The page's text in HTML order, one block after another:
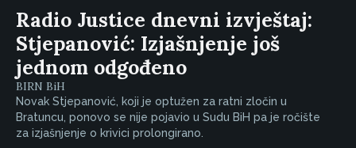
Radio Justice dnevni izvještaj:
Stjepanović: Izjašnjenje još
jednom odgođeno
BIRN BiH
Novak Stjepanović, koji je optužen za ratni zločin u
Bratuncu, ponovo se nije pojavio u Sudu BiH pa je ročište
za izjašnjenje o krivici prolongirano.